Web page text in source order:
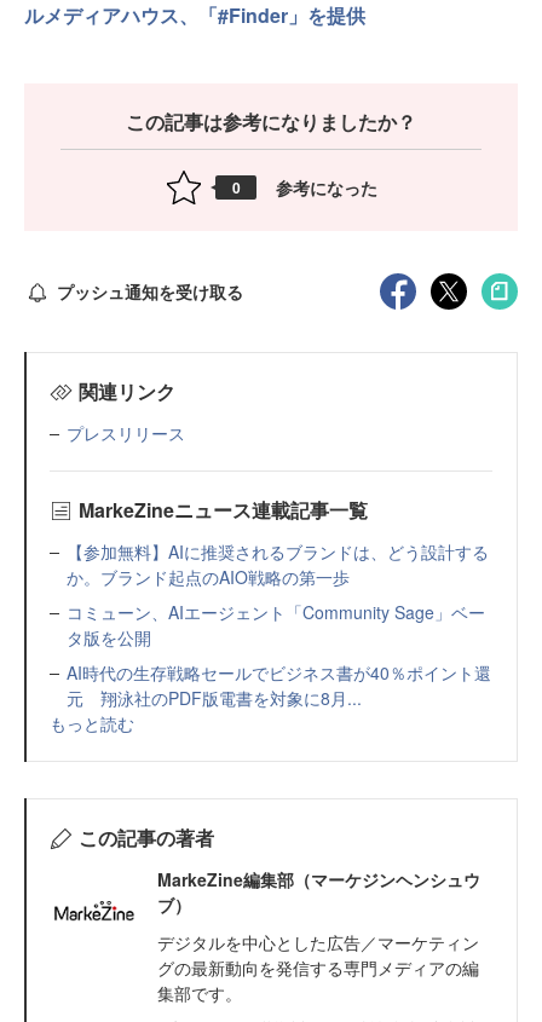
ルメディアハウス、「#Finder」を提供
この記事は参考になりましたか？
0 参考になった
プッシュ通知を受け取る
関連リンク
プレスリリース
MarkeZineニュース連載記事一覧
【参加無料】AIに推奨されるブランドは、どう設計する
か。ブランド起点のAIO戦略の第一歩
コミューン、AIエージェント「Community Sage」ベー
タ版を公開
AI時代の生存戦略セールでビジネス書が40％ポイント還
元 翔泳社のPDF版電書を対象に8月...
もっと読む
この記事の著者
MarkeZine編集部（マーケジンヘンシュウ
ブ）
デジタルを中心とした広告／マーケティン
グの最新動向を発信する専門メディアの編
集部です。